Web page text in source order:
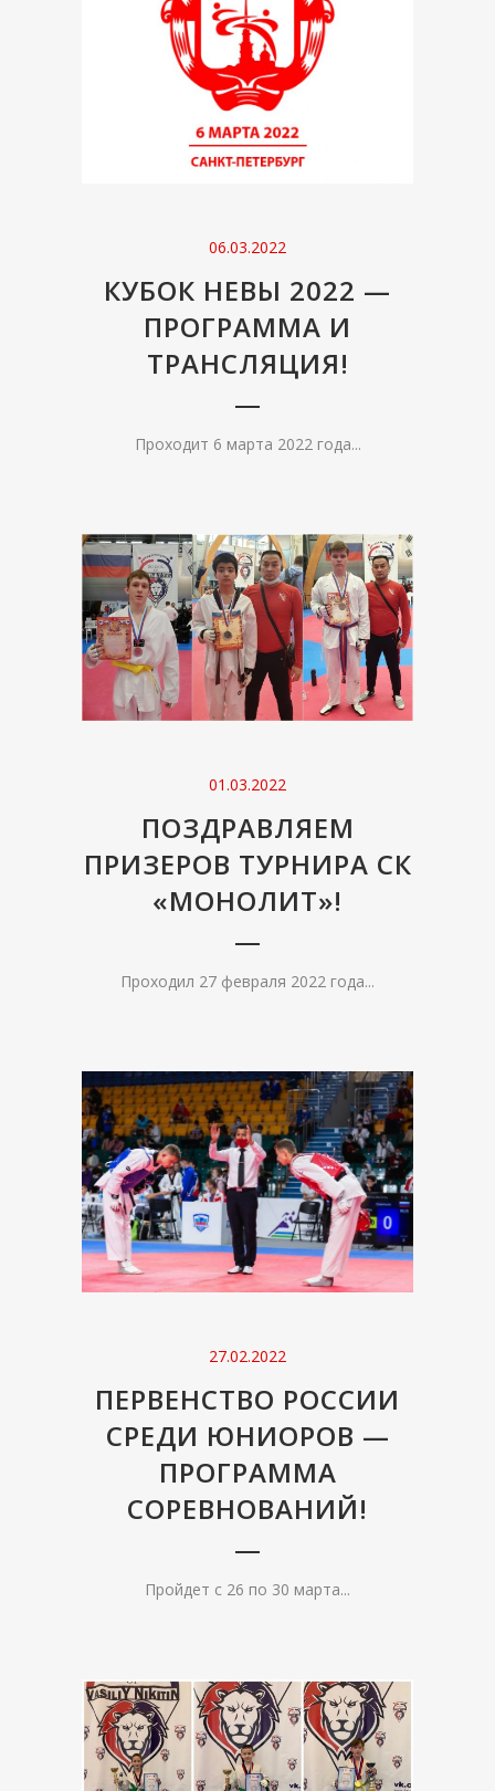
06.03.2022
КУБОК НЕВЫ 2022 —
ПРОГРАММА И
ТРАНСЛЯЦИЯ!
Проходит 6 марта 2022 года...
01.03.2022
ПОЗДРАВЛЯЕМ
ПРИЗЕРОВ ТУРНИРА СК
«МОНОЛИТ»!
Проходил 27 февраля 2022 года...
27.02.2022
ПЕРВЕНСТВО РОССИИ
СРЕДИ ЮНИОРОВ —
ПРОГРАММА
СОРЕВНОВАНИЙ!
Пройдет с 26 по 30 марта...